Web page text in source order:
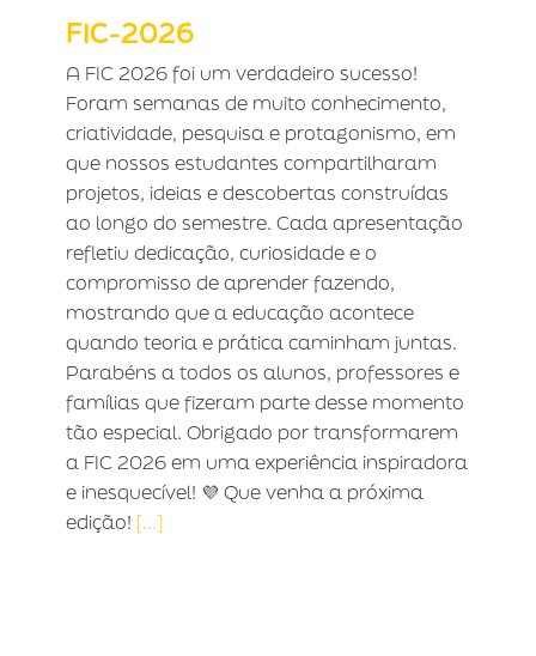
FIC-2026
A FIC 2026 foi um verdadeiro sucesso!
Foram semanas de muito conhecimento,
criatividade, pesquisa e protagonismo, em
que nossos estudantes compartilharam
projetos, ideias e descobertas construídas
ao longo do semestre. Cada apresentação
refletiu dedicação, curiosidade e o
compromisso de aprender fazendo,
mostrando que a educação acontece
quando teoria e prática caminham juntas.
Parabéns a todos os alunos, professores e
famílias que fizeram parte desse momento
tão especial. Obrigado por transformarem
a FIC 2026 em uma experiência inspiradora
e inesquecível! 💜 Que venha a próxima
edição! [...]